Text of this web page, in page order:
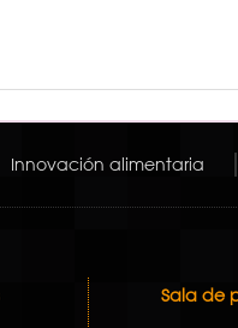
Innovación alimentaria
Sala de